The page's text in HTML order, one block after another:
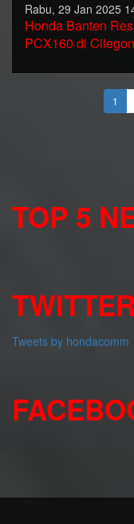
Rabu, 29 Jan 2025
Honda Banten
PCX160 di
1
TOP 5
TWITTER
Tweets by hondacomm